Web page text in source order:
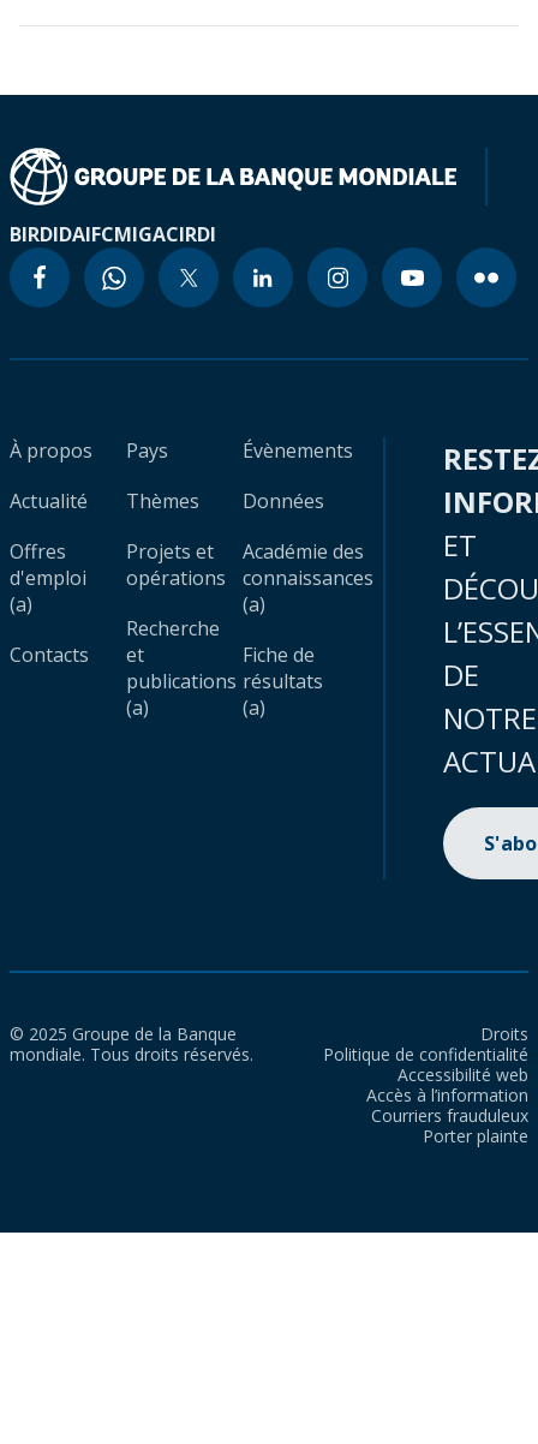
BIRDIDAIFCMIGACIRDI
À propos
Actualité
Offres
d'emploi
(a)
Contacts
Pays
Thèmes
Projets et
opérations
Recherche
et
publications
(a)
Évènements
Données
Académie des
connaissances
(a)
Fiche de
résultats
(a)
ET
DE
NOTRE
© 2025 Groupe de la Banque
mondiale. Tous droits réservés.
Droits
Politique de confidentialité
Accessibilité web
Accès à l’information
Courriers frauduleux
Porter plainte